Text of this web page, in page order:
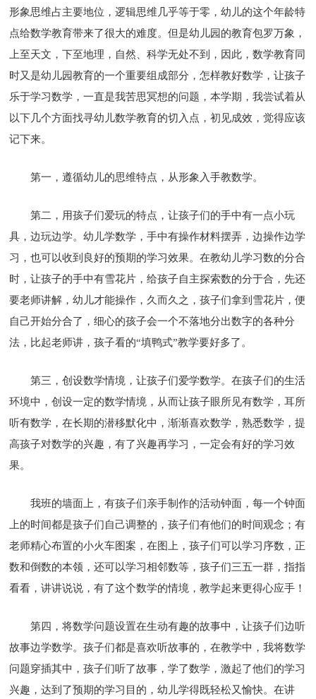
形象思维占主要地位，逻辑思维几乎等于零，幼儿的这个年龄特
点给数学教育带来了很大的难度。但是幼儿园的教育包罗万象，
上至天文，下至地理，自然、科学无处不到，因此，数学教育同
时又是幼儿园教育的一个重要组成部分，怎样教好数学，让孩子
乐于学习数学，一直是我苦思冥想的问题，本学期，我尝试着从
以下几个方面找寻幼儿数学教育的切入点，初见成效，觉得应该
记下来。
第一，遵循幼儿的思维特点，从形象入手教数学。
第二，用孩子们爱玩的特点，让孩子们的手中有一点小玩
具，边玩边学。幼儿学数学，手中有操作材料摆弄，边操作边学
习，也可以收到良好的预期的学习效果。在教幼儿学习数的分合
时，让孩子的手中有雪花片，给孩子自主探索数的分于合，先还
要老师讲解，幼儿才能操作，久而久之，孩子们拿到雪花片，便
自己开始分合了，细心的孩子会一个不落地分出数字的各种分
法，比起老师讲，孩子看的“填鸭式”教学要好多了。
第三，创设数学情境，让孩子们爱学数学。在孩子们的生活
环境中，创设一定的数学情境，从而让孩子眼所见有数学，耳所
听有数学，在长期的潜移默化中，渐渐喜欢数学，熟悉数学，提
高孩子对数学的兴趣，有了兴趣再学习，一定会有好的学习效
果。
我班的墙面上，有孩子们亲手制作的活动钟面，每一个钟面
上的时间都是孩子们自己调整的，孩子们有他们的时间观念；有
老师精心布置的小火车图案，在图上，孩子们可以学习序数，正
数和倒数的本领，还可以学习相邻数等，孩子们三五一群，指指
看看，讲讲说说，有了这个数学的情境，教学起来更得心应手！
第四，将数学问题设置在生动有趣的故事中，让孩子们边听
故事边学数学。孩子们都是喜欢听故事的，在教学中，我将数学
问题穿插其中，孩子们听了故事，学了数学，激起了他们的学习
兴趣，达到了预期的学习目的，幼儿学得既轻松又愉快。在讲